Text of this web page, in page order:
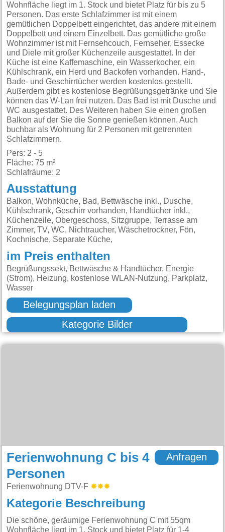
Wohnfläche liegt im 1. Stock und bietet Platz für bis zu 5
Personen. Das erste Schlafzimmer ist mit einem
gemütlichen Doppelbett eingerichtet, das andere mit einem
Doppelbett und einem Einzelbett. Das gemütliche große
Wohnzimmer ist mit Fernsehcouch, Fernseher, Essecke
und Diele mit großer Küchenzeile ausgestattet. In der
Küche ist eine Kaffemaschine, ein Wasserkocher, ein
Kühlschrank, ein Herd und Backofen vorhanden. Hand-,
Bade- und Geschirrtücher werden kostenlos gestellt.
Außerdem gibt es kostenlose Begrüßungsgetränke und Sie
können das W-Lan frei nutzen. Das Bad ist mit Dusche und
WC ausgestattet. Des Weiteren haben Sie einen großen
Balkon auf der Sie die Sonne genießen können. Auch
buchbar als Wohnung für 2 Personen mit getrennten
Schlafzimmern.
Pers: 2 - 5
Fläche: 75 m²
Schlafräume: 2
Ausstattung
Balkon, Wohnküche, Bad, Bettwäsche inkl., Dusche,
Kühlschrank, Geschirr vorhanden, Handtücher inkl.,
Küchenzeile, Obergeschoss, Sitzgruppe, Terrasse am
Zimmer, TV, WC, Nichtraucher, Wäschetrockner, Fön,
Kochnische, Separate Küche,
im Preis enthalten
Begrüßungssekt, Bettwäsche & Handtücher, Energie
(Strom), Heizung, kostenlose WLAN-Nutzung, Parkplatz,
Wasser
Belegungsplan laden
Kategorie Bilder
Ferienwohnung C bis 4
Personen
Ferienwohnung DTV-F
Anfragen
Kategorie Beschreibung
Die schöne, geräumige Ferienwohnung C mit 55qm
Wohnfläche liegt im 1. Stock und bietet Platz für 1-4